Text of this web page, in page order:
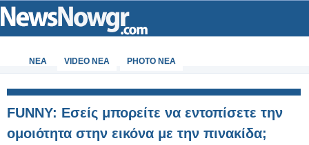
ΝΕΑ VIDEO NEA PHOTO NEA
FUNNY: Εσείς μπορείτε να εντοπίσετε την
ομοιότητα στην εικόνα με την πινακίδα;